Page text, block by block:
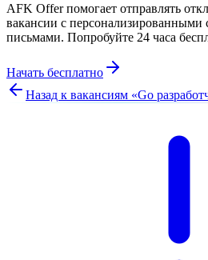
AFK Offer помогает отправлять
вакансии с персонализированными
письмами. Попробуйте 24 часа
Начать бесплатно
Назад к вакансиям «Go